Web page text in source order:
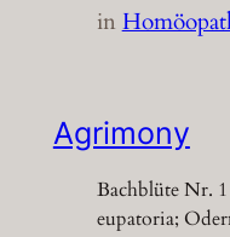
in
Agrimony
Bachblüte Nr.
eupatoria;